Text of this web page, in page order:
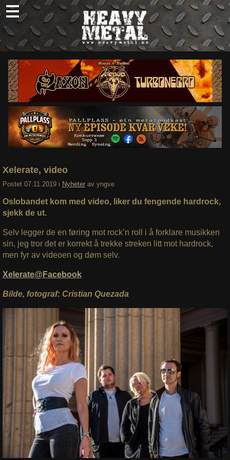
Skip
to
content
Nyheter
Omtaler
Intervjuer
Om oss
Abonner
Søk
Xelerate, video
Postet 07.11.2019 i Nyheter av yngve
Oslobandet kom med video, liker du fengende hardrock,
sjekk de ut.
Selv legger de en føring mot rock’n roll i å forklare musikken
sin, jeg tror det er korrekt å trekke streken litt mot hardrock,
men fyr av videoen og døm selv.
Xelerate@Facebook
Bilde, fotograf: Cristian Quezada